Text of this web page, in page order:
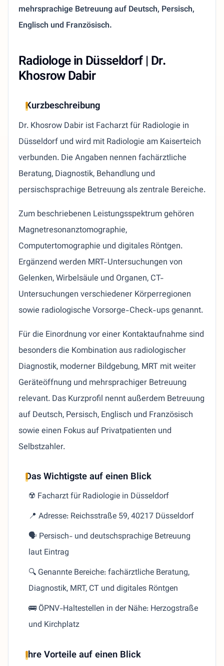
mehrsprachige Betreuung auf Deutsch, Persisch,
Englisch und Französisch.
Radiologe in Düsseldorf | Dr.
Khosrow Dabir
Kurzbeschreibung
Dr. Khosrow Dabir ist Facharzt für Radiologie in
Düsseldorf und wird mit Radiologie am Kaiserteich
verbunden. Die Angaben nennen fachärztliche
Beratung, Diagnostik, Behandlung und
persischsprachige Betreuung als zentrale Bereiche.
Zum beschriebenen Leistungsspektrum gehören
Magnetresonanztomographie,
Computertomographie und digitales Röntgen.
Ergänzend werden MRT-Untersuchungen von
Gelenken, Wirbelsäule und Organen, CT-
Untersuchungen verschiedener Körperregionen
sowie radiologische Vorsorge-Check-ups genannt.
Für die Einordnung vor einer Kontaktaufnahme sind
besonders die Kombination aus radiologischer
Diagnostik, moderner Bildgebung, MRT mit weiter
Geräteöffnung und mehrsprachiger Betreuung
relevant. Das Kurzprofil nennt außerdem Betreuung
auf Deutsch, Persisch, Englisch und Französisch
sowie einen Fokus auf Privatpatienten und
Selbstzahler.
Das Wichtigste auf einen Blick
☢️ Facharzt für Radiologie in Düsseldorf
📍 Adresse: Reichsstraße 59, 40217 Düsseldorf
🗣️ Persisch- und deutschsprachige Betreuung
laut Eintrag
🔍 Genannte Bereiche: fachärztliche Beratung,
Diagnostik, MRT, CT und digitales Röntgen
🚌 ÖPNV-Haltestellen in der Nähe: Herzogstraße
und Kirchplatz
Ihre Vorteile auf einen Blick